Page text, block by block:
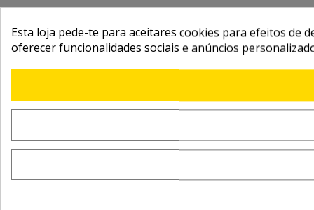
Esta loja pede-te para aceitares cookies para efeitos de
oferecer funcionalidades sociais e anúncios